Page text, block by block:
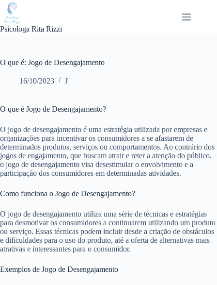
Pular
para
conteúdo
Psicologa Rita Rizzi
O que é: Jogo de Desengajamento
16/10/2023 J
O que é Jogo de Desengajamento?
O jogo de desengajamento é uma estratégia utilizada por empresas e
organizações para incentivar os consumidores a se afastarem de
determinados produtos, serviços ou comportamentos. Ao contrário dos
jogos de engajamento, que buscam atrair e reter a atenção do público,
o jogo de desengajamento visa desestimular o envolvimento e a
participação dos consumidores em determinadas atividades.
Como funciona o Jogo de Desengajamento?
O jogo de desengajamento utiliza uma série de técnicas e estratégias
para desmotivar os consumidores a continuarem utilizando um produto
ou serviço. Essas técnicas podem incluir desde a criação de obstáculos
e dificuldades para o uso do produto, até a oferta de alternativas mais
atrativas e interessantes para o consumidor.
Exemplos de Jogo de Desengajamento